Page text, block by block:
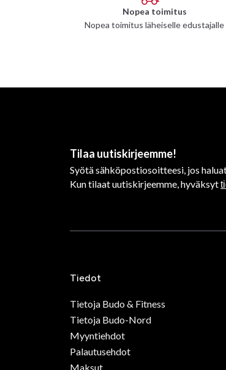
Nopea toimitus
Nopea toimitus läheiselle edustajalle
Tilaa uutiskirjeemme!
Syötä sähköpostiosoitteesi, jos
Kun tilaat uutiskirjeemme, hyväksyt
Tiedot
Tietoja Budo & Fitness
Tietoja Budo-Nord
Myyntiehdot
Palautusehdot
Maksut